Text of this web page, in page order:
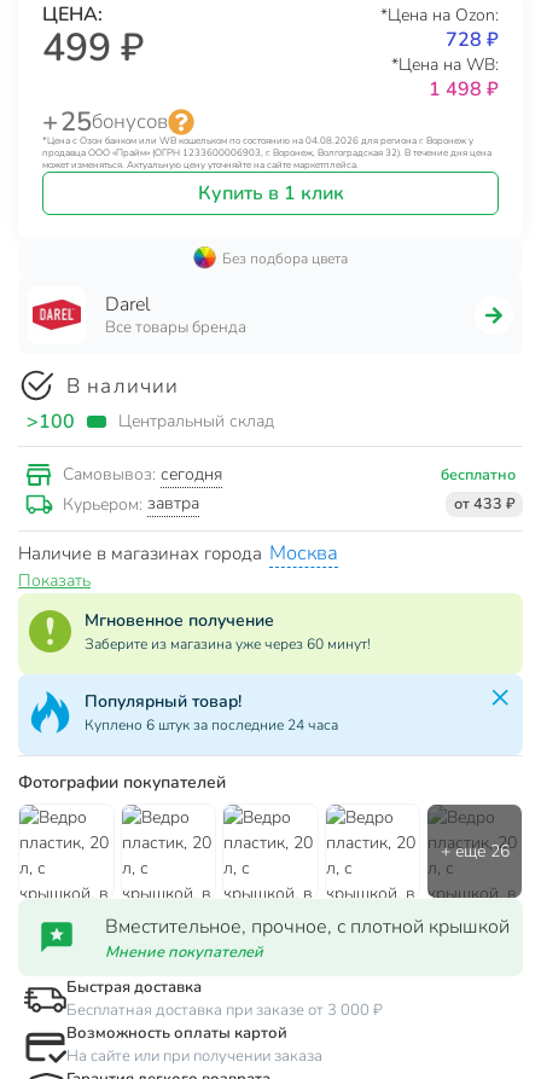
ЦЕНА:
499 ₽
*Цена на Ozon:
728 ₽
*Цена на WB:
1 498 ₽
+ 25бонусов
*Цена с Озон банком или WB кошельком по состоянию на 04.08.2026 для региона г. Воронеж у
продавца ООО «Прайм» (ОГРН 1233600006903, г. Воронеж, Волгоградская 32). В течение дня цена
может изменяться. Актуальную цену уточняйте на сайте маркетплейса.
Купить в 1 клик
Без подбора цвета
Darel
Все товары бренда
В наличии
>100 Центральный склад
Самовывоз: сегодня бесплатно
Курьером: завтра от 433 ₽
Наличие в магазинах города Москва
Показать
Мгновенное получение
Заберите из магазина уже через 60 минут!
Популярный товар!
Куплено 6 штук за последние 24 часа
Фотографии покупателей
Вместительное, прочное, с плотной крышкой
Мнение покупателей
Быстрая доставка
Бесплатная доставка при заказе от 3 000 ₽
Возможность оплаты картой
На сайте или при получении заказа